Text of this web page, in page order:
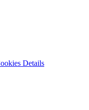
Details